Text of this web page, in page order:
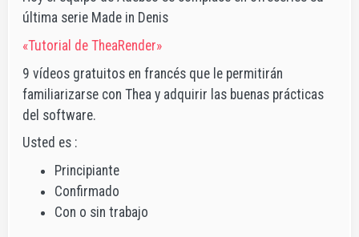
última serie Made in Denis
«Tutorial de TheaRender»
9 vídeos gratuitos en francés que le permitirán
familiarizarse con Thea y adquirir las buenas prácticas
del software.
Usted es :
Principiante
Confirmado
Con o sin trabajo